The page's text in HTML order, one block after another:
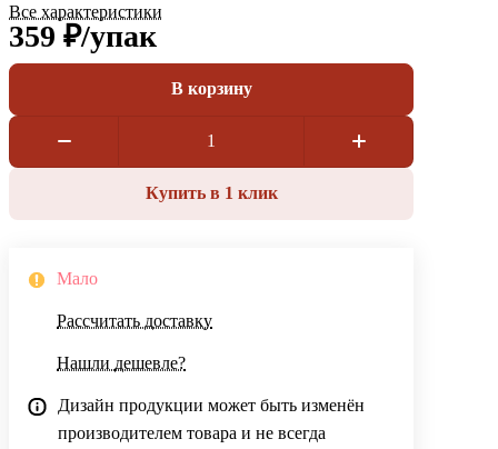
Все характеристики
359 ₽/упак
В корзину
Купить в 1 клик
Мало
Рассчитать доставку
Нашли дешевле?
Дизайн продукции может быть изменён
производителем товара и не всегда